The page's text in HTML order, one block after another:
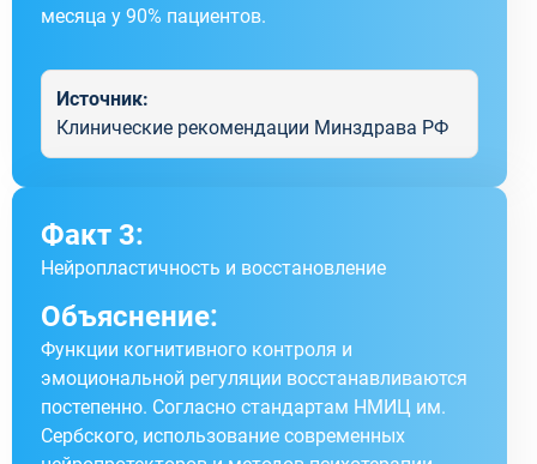
месяца у 90% пациентов.
Источник:
Клинические рекомендации Минздрава РФ
Факт 3:
Нейропластичность и восстановление
Объяснение:
Функции когнитивного контроля и
эмоциональной регуляции восстанавливаются
постепенно. Согласно стандартам НМИЦ им.
Сербского, использование современных